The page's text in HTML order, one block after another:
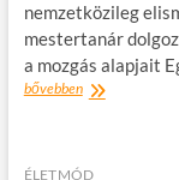
nemzetközileg
mestertanár
a mozgás alapjait
bővebbenAz
a
ÉLETMÓD